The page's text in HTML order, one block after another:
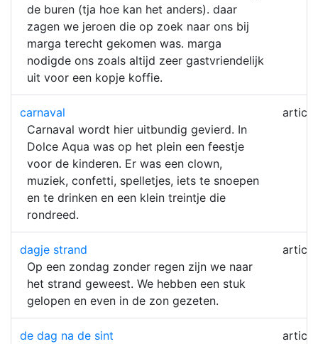
de buren (tja hoe kan het anders). daar
zagen we jeroen die op zoek naar ons bij
marga terecht gekomen was. marga
nodigde ons zoals altijd zeer gastvriendelijk
uit voor een kopje koffie.
carnaval
Carnaval wordt hier uitbundig gevierd. In
Dolce Aqua was op het plein een feestje
voor de kinderen. Er was een clown,
muziek, confetti, spelletjes, iets te snoepen
en te drinken en een klein treintje die
rondreed.
article
dagje strand
Op een zondag zonder regen zijn we naar
het strand geweest. We hebben een stuk
gelopen en even in de zon gezeten.
article
de dag na de sint
article